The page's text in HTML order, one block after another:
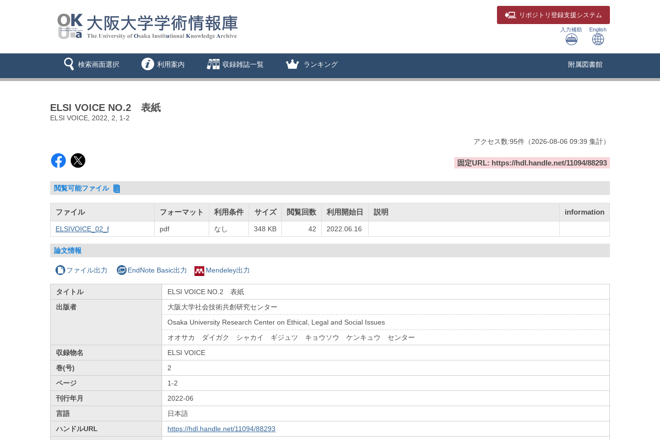
リポジトリ 登録支援システム
入力補助 English
検索画面選択 利用案内 収録雑誌一覧 ランキング 附属図書館
ELSI VOICE NO.2 表紙
ELSI VOICE, 2022, 2, 1-2
アクセス数:95件 （2026-08-06 09:39 集計）
固定URL: https://hdl.handle.net/11094/88293
閲覧可能ファイル
ファイル フォーマット 利用条件 サイズ 閲覧回数 利用開始日 説明 information
ELSIVOICE_02_f pdf なし 348 KB 42 2022.06.16
論文情報
ファイル出力 EndNote Basic出力 Mendeley出力
タイトル
ELSI VOICE NO.2 表紙
出版者
大阪大学社会技術共創研究センター
Osaka University Research Center on Ethical, Legal and Social Issues
オオサカ ダイガク シャカイ ギジュツ キョウソウ ケンキュウ センター
収録物名
ELSI VOICE
巻(号)
2
ページ
1-2
刊行年月
2022-06
言語
日本語
ハンドルURL
https://hdl.handle.net/11094/88293